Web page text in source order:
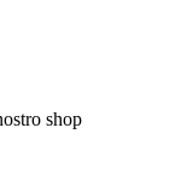
shop